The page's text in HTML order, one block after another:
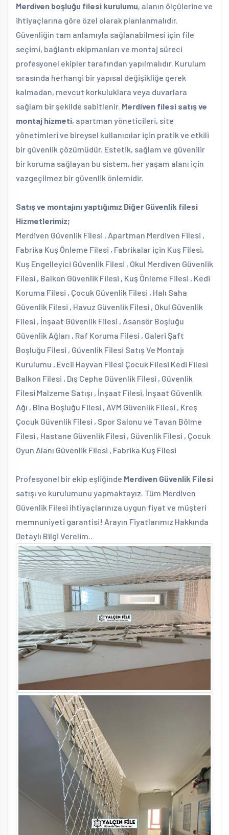
Merdiven boşluğu filesi kurulumu, alanın ölçülerine ve
ihtiyaçlarına göre özel olarak planlanmalıdır.
Güvenliğin tam anlamıyla sağlanabilmesi için file
seçimi, bağlantı ekipmanları ve montaj süreci
profesyonel ekipler tarafından yapılmalıdır. Kurulum
sırasında herhangi bir yapısal değişikliğe gerek
kalmadan, mevcut korkuluklara veya duvarlara
sağlam bir şekilde sabitlenir. Merdiven filesi satış ve
montaj hizmeti, apartman yöneticileri, site
yönetimleri ve bireysel kullanıcılar için pratik ve etkili
bir güvenlik çözümüdür. Estetik, sağlam ve güvenilir
bir koruma sağlayan bu sistem, her yaşam alanı için
vazgeçilmez bir güvenlik önlemidir.
Satış ve montajını yaptığımız Diğer Güvenlik filesi
Hizmetlerimiz;
Merdiven Güvenlik Filesi , Apartman Merdiven Filesi ,
Fabrika Kuş Önleme Filesi , Fabrikalar için Kuş Filesi,
Kuş Engelleyici Güvenlik Filesi , Okul Merdiven Güvenlik
Filesi , Balkon Güvenlik Filesi , Kuş Önleme Filesi , Kedi
Koruma Filesi , Çocuk Güvenlik Filesi , Halı Saha
Güvenlik Filesi , Havuz Güvenlik Filesi , Okul Güvenlik
Filesi , İnşaat Güvenlik Filesi , Asansör Boşluğu
Güvenlik Ağları , Raf Koruma Filesi , Galeri Şaft
Boşluğu Filesi , Güvenlik Filesi Satış Ve Montajı
Kurulumu , Evcil Hayvan Filesi Çocuk Filesi Kedi Filesi
Balkon Filesi , Dış Cephe Güvenlik Filesi , Güvenlik
Filesi Malzeme Satışı , İnşaat Filesi, İnşaat Güvenlik
Ağı , Bina Boşluğu Filesi , AVM Güvenlik Filesi , Kreş
Çocuk Güvenlik Filesi , Spor Salonu ve Tavan Bölme
Filesi , Hastane Güvenlik Filesi , Güvenlik Filesi , Çocuk
Oyun Alanı Güvenlik Filesi , Fabrika Kuş Filesi
Profesyonel bir ekip eşliğinde Merdiven Güvenlik Filesi
satışı ve kurulumunu yapmaktayız. Tüm Merdiven
Güvenlik Filesi ihtiyaçlarınıza uygun fiyat ve müşteri
memnuniyeti garantisi! Arayın Fiyatlarımız Hakkında
Detaylı Bilgi Verelim..